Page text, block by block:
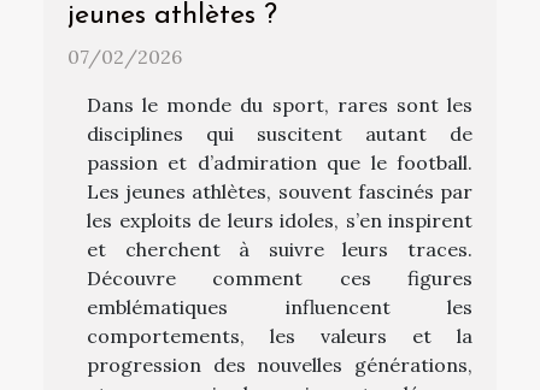
jeunes athlètes ?
07/02/2026
Dans le monde du sport, rares sont les
disciplines qui suscitent autant de
passion et d’admiration que le football.
Les jeunes athlètes, souvent fascinés par
les exploits de leurs idoles, s’en inspirent
et cherchent à suivre leurs traces.
Découvre comment ces figures
emblématiques influencent les
comportements, les valeurs et la
progression des nouvelles générations,